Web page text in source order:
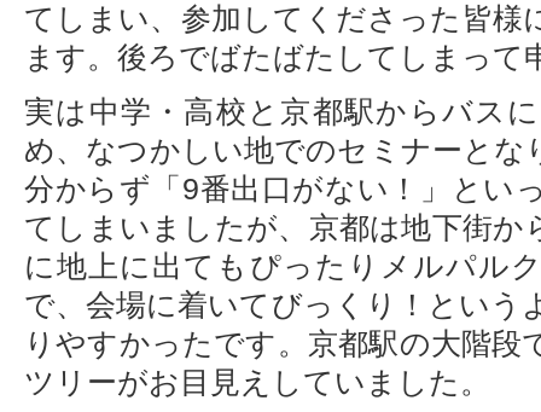
てしまい、参加してくださった皆様
ます。後ろでばたばたしてしまって
実は中学・高校と京都駅からバス
め、なつかしい地でのセミナーとな
分からず「9番出口がない！」とい
てしまいましたが、京都は地下街か
に地上に出てもぴったりメルパル
で、会場に着いてびっくり！という
りやすかったです。京都駅の大階
ツリーがお目見えしていました。